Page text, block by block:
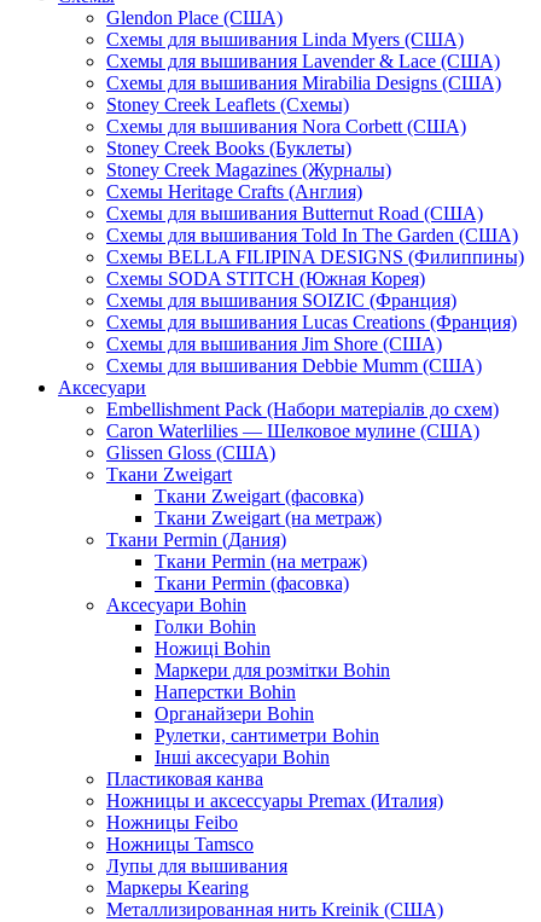
Glendon Place (США)
Схемы для вышивания Linda Myers (США)
Схемы для вышивания Lavender & Lace (США)
Схемы для вышивания Mirabilia Designs (США)
Stoney Creek Leaflets (Схемы)
Схемы для вышивания Nora Corbett (США)
Stoney Creek Books (Буклеты)
Stoney Creek Magazines (Журналы)
Схемы Heritage Crafts (Англия)
Схемы для вышивания Butternut Road (США)
Схемы для вышивания Told In The Garden (США)
Схемы BELLA FILIPINA DESIGNS (Филиппины)
Схемы SODA STITCH (Южная Корея)
Схемы для вышивания SOIZIC (Франция)
Схемы для вышивания Lucas Creations (Франция)
Схемы для вышивания Jim Shore (США)
Схемы для вышивания Debbie Mumm (США)
Аксесуари
Embellishment Pack (Набори матеріалів до схем)
Caron Waterlilies — Шелковое мулине (США)
Glissen Gloss (США)
Ткани Zweigart
Ткани Zweigart (фасовка)
Ткани Zweigart (на метраж)
Ткани Permin (Дания)
Ткани Permin (на метраж)
Ткани Permin (фасовка)
Аксесуари Bohin
Голки Bohin
Ножиці Bohin
Маркери для розмітки Bohin
Наперстки Bohin
Органайзери Bohin
Рулетки, сантиметри Bohin
Інші аксесуари Bohin
Пластиковая канва
Ножницы и аксессуары Premax (Италия)
Ножницы Feibo
Ножницы Tamsco
Лупы для вышивания
Маркеры Kearing
Металлизированная нить Kreinik (США)